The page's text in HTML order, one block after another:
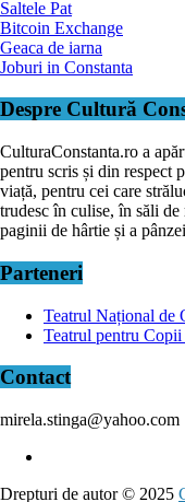
Saltele Pat
Bitcoin Exchange
Geaca de iarna
Joburi in Constanta
Despre Cultură
CulturaConstanta.ro a
pentru scris și din respect
viață, pentru cei care
trudesc în culise, în săli
paginii de hârtie și a
Parteneri
Teatrul Național de
Teatrul pentru
Contact
mirela.stinga@yahoo.com
Drepturi de autor © 2025